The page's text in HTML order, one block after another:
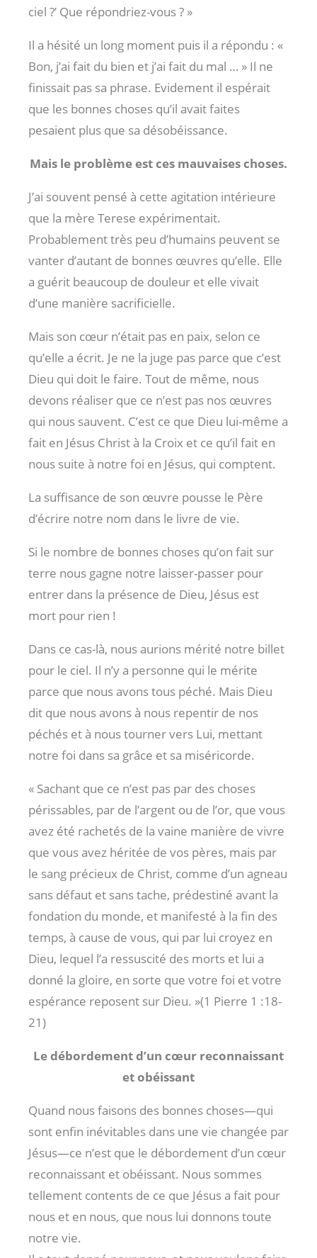
ciel ?’ Que répondriez-vous ? »
Il a hésité un long moment puis il a répondu : «
Bon, j’ai fait du bien et j’ai fait du mal … » Il ne
finissait pas sa phrase. Evidement il espérait
que les bonnes choses qu’il avait faites
pesaient plus que sa désobéissance.
Mais le problème est ces mauvaises choses.
J’ai souvent pensé à cette agitation intérieure
que la mère Terese expérimentait.
Probablement très peu d’humains peuvent se
vanter d’autant de bonnes œuvres qu’elle. Elle
a guérit beaucoup de douleur et elle vivait
d’une manière sacrificielle.
Mais son cœur n’était pas en paix, selon ce
qu’elle a écrit. Je ne la juge pas parce que c’est
Dieu qui doit le faire. Tout de même, nous
devons réaliser que ce n’est pas nos œuvres
qui nous sauvent. C’est ce que Dieu lui-même a
fait en Jésus Christ à la Croix et ce qu’il fait en
nous suite à notre foi en Jésus, qui comptent.
La suffisance de son œuvre pousse le Père
d’écrire notre nom dans le livre de vie.
Si le nombre de bonnes choses qu’on fait sur
terre nous gagne notre laisser-passer pour
entrer dans la présence de Dieu, Jésus est
mort pour rien !
Dans ce cas-là, nous aurions mérité notre billet
pour le ciel. Il n’y a personne qui le mérite
parce que nous avons tous péché. Mais Dieu
dit que nous avons à nous repentir de nos
péchés et à nous tourner vers Lui, mettant
notre foi dans sa grâce et sa miséricorde.
« Sachant que ce n’est pas par des choses
périssables, par de l’argent ou de l’or, que vous
avez été rachetés de la vaine manière de vivre
que vous avez héritée de vos pères, mais par
le sang précieux de Christ, comme d’un agneau
sans défaut et sans tache, prédestiné avant la
fondation du monde, et manifesté à la fin des
temps, à cause de vous, qui par lui croyez en
Dieu, lequel l’a ressuscité des morts et lui a
donné la gloire, en sorte que votre foi et votre
espérance reposent sur Dieu. »(1 Pierre 1 :18-
21)
Le débordement d’un cœur reconnaissant
et obéissant
Quand nous faisons des bonnes choses—qui
sont enfin inévitables dans une vie changée par
Jésus—ce n’est que le débordement d’un cœur
reconnaissant et obéissant. Nous sommes
tellement contents de ce que Jésus a fait pour
nous et en nous, que nous lui donnons toute
notre vie.